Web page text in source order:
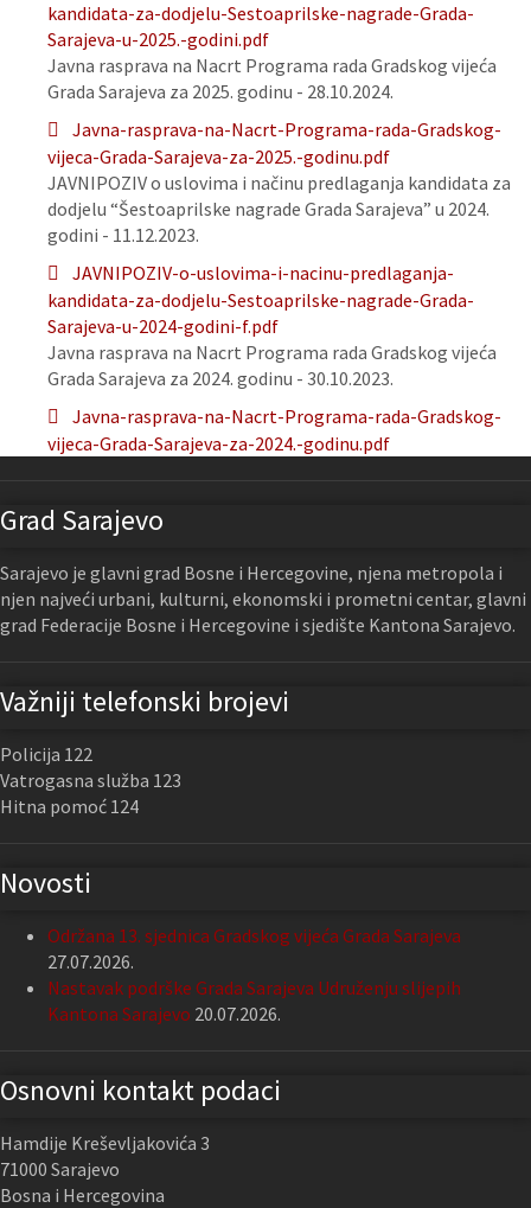
kandidata-za-dodjelu-Sestoaprilske-nagrade-Grada-
Sarajeva-u-2025.-godini.pdf
Javna rasprava na Nacrt Programa rada Gradskog vijeća
Grada Sarajeva za 2025. godinu - 28.10.2024.
Javna-rasprava-na-Nacrt-Programa-rada-Gradskog-
vijeca-Grada-Sarajeva-za-2025.-godinu.pdf
JAVNIPOZIV o uslovima i načinu predlaganja kandidata za
dodjelu “Šestoaprilske nagrade Grada Sarajeva” u 2024.
godini - 11.12.2023.
JAVNIPOZIV-o-uslovima-i-nacinu-predlaganja-
kandidata-za-dodjelu-Sestoaprilske-nagrade-Grada-
Sarajeva-u-2024-godini-f.pdf
Javna rasprava na Nacrt Programa rada Gradskog vijeća
Grada Sarajeva za 2024. godinu - 30.10.2023.
Javna-rasprava-na-Nacrt-Programa-rada-Gradskog-
vijeca-Grada-Sarajeva-za-2024.-godinu.pdf
Grad Sarajevo
Sarajevo je glavni grad Bosne i Hercegovine, njena metropola i
njen najveći urbani, kulturni, ekonomski i prometni centar, glavni
grad Federacije Bosne i Hercegovine i sjedište Kantona Sarajevo.
Važniji telefonski brojevi
Policija 122
Vatrogasna služba 123
Hitna pomoć 124
Novosti
Održana 13. sjednica Gradskog vijeća Grada Sarajeva
27.07.2026.
Nastavak podrške Grada Sarajeva Udruženju slijepih
Kantona Sarajevo 20.07.2026.
Osnovni kontakt podaci
Hamdije Kreševljakovića 3
71000 Sarajevo
Bosna i Hercegovina